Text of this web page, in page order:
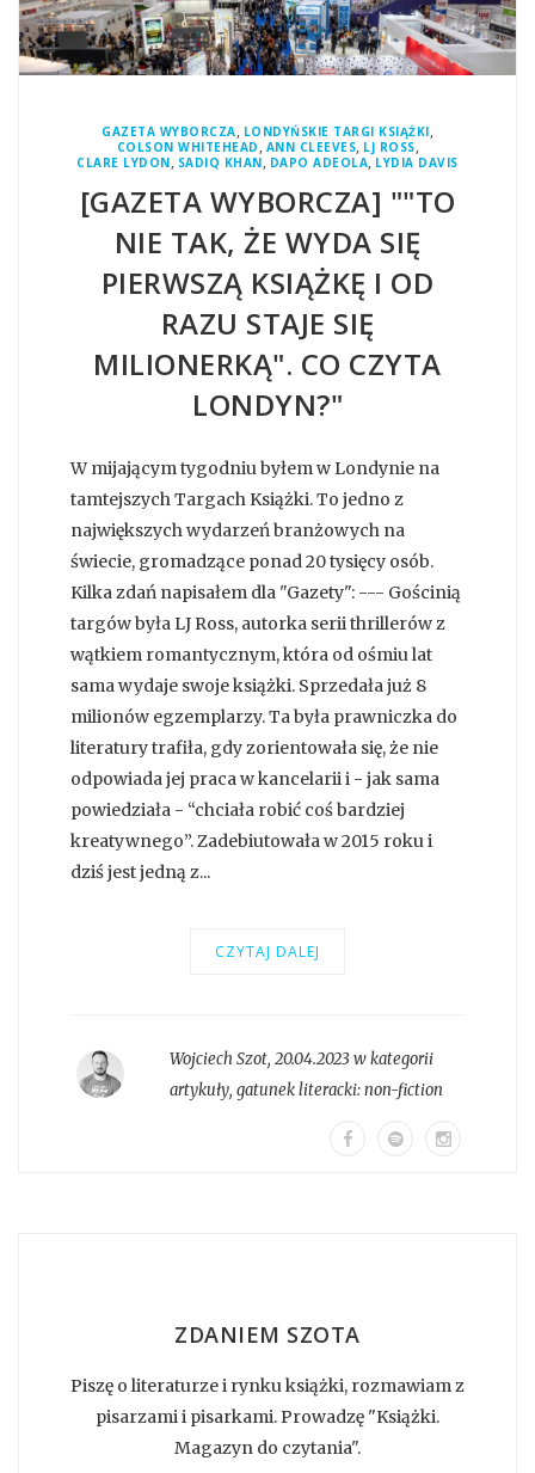
GAZETA WYBORCZA, LONDYŃSKIE TARGI KSIĄŻKI,
COLSON WHITEHEAD, ANN CLEEVES, LJ ROSS,
CLARE LYDON, SADIQ KHAN, DAPO ADEOLA, LYDIA DAVIS
[GAZETA WYBORCZA] ""TO
NIE TAK, ŻE WYDA SIĘ
PIERWSZĄ KSIĄŻKĘ I OD
RAZU STAJE SIĘ
MILIONERKĄ". CO CZYTA
LONDYN?"
W mijającym tygodniu byłem w Londynie na
tamtejszych Targach Książki. To jedno z
największych wydarzeń branżowych na
świecie, gromadzące ponad 20 tysięcy osób.
Kilka zdań napisałem dla "Gazety": --- Gościnią
targów była LJ Ross, autorka serii thrillerów z
wątkiem romantycznym, która od ośmiu lat
sama wydaje swoje książki. Sprzedała już 8
milionów egzemplarzy. Ta była prawniczka do
literatury trafiła, gdy zorientowała się, że nie
odpowiada jej praca w kancelarii i - jak sama
powiedziała - “chciała robić coś bardziej
kreatywnego”. Zadebiutowała w 2015 roku i
dziś jest jedną z...
CZYTAJ DALEJ
Wojciech Szot, 20.04.2023 w kategorii
artykuły, gatunek literacki:non-fiction
ZDANIEM SZOTA
Piszę o literaturze i rynku książki, rozmawiam z
pisarzami i pisarkami. Prowadzę "Książki.
Magazyn do czytania".